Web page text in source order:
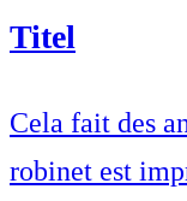
Titel
Cela fait des
robinet est